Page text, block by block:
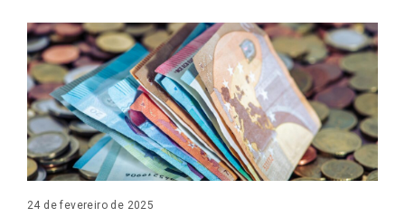
24 de fevereiro de 2025